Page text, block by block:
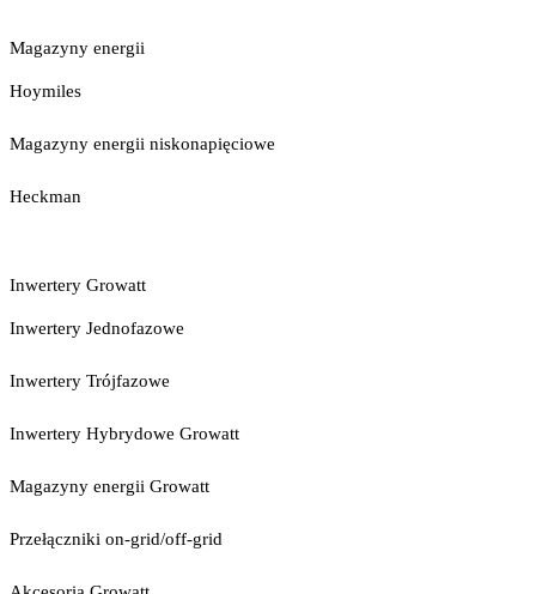
Magazyny energii
Hoymiles
Magazyny energii niskonapięciowe
Heckman
Inwertery Growatt
Inwertery Jednofazowe
Inwertery Trójfazowe
Inwertery Hybrydowe Growatt
Magazyny energii Growatt
Przełączniki on-grid/off-grid